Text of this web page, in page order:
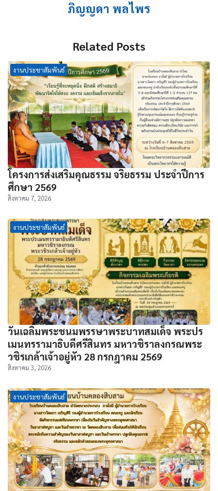
ภิญญดา พลไพร
Related Posts
งานประชาสัมพันธ์
โครงการส่งเสริมคุณธรรม จริยธรรม ประจำปีการ
ศึกษา 2569
สิงหาคม 7, 2026
งานประชาสัมพันธ์
วันเฉลิมพระชนมพรรษาพระบาทสมเด็จ พระปร
เมนทรรามาธิบดีศรีสินทร มหาวชิราลงกรณพระ
วชิรเกล้าเจ้าอยู่หัว 28 กรกฎาคม 2569
สิงหาคม 3, 2026
งานประชาสัมพันธ์